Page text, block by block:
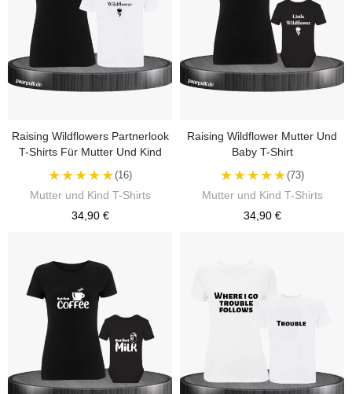
Raising Wildflowers Partnerlook
T-Shirts Für Mutter Und Kind
★★★★★(16)
Mutter und Kind T-Shirts
34,90 €
Raising Wildflower Mutter Und
Baby T-Shirt
★★★★★(73)
Mutter und Kind T-Shirts
34,90 €